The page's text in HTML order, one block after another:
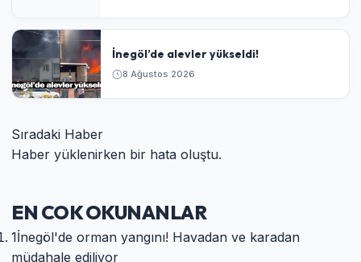
İnegöl’de alevler yükseldi!
8 Ağustos 2026
Sıradaki Haber
Haber yüklenirken bir hata oluştu.
EN COK OKUNANLAR
1İnegöl'de orman yangını! Havadan ve karadan
müdahale ediliyor